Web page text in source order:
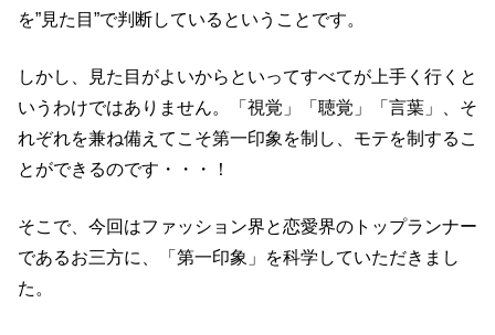
を”見た目”で判断しているということです。
しかし、見た目がよいからといってすべてが上手く行くと
いうわけではありません。「視覚」「聴覚」「言葉」、そ
れぞれを兼ね備えてこそ第一印象を制し、モテを制するこ
とができるのです・・・！
そこで、今回はファッション界と恋愛界のトップランナー
であるお三方に、「第一印象」を科学していただきまし
た。